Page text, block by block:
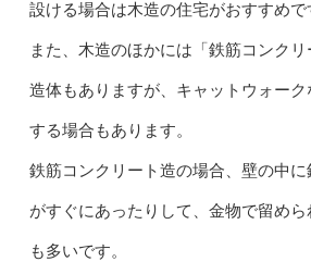
設ける場合は木造の住宅がおすすめで
また、木造のほかには「鉄筋コンク
造体もありますが、キャットウォー
する場合もあります。
鉄筋コンクリート造の場合、壁の中
がすぐにあったりして、金物で留めら
も多いです。